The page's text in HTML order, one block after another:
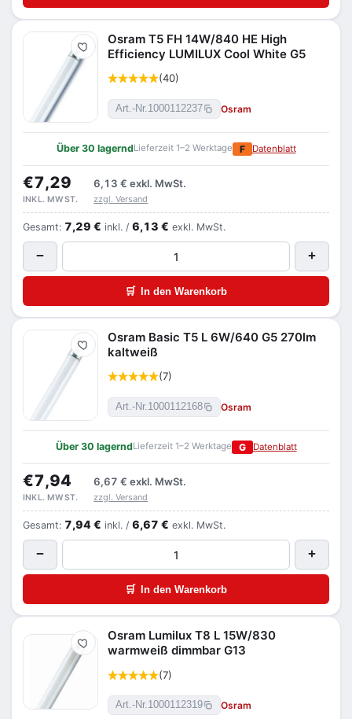
Merken
Osram T5 FH 14W/840 HE High
Efficiency LUMILUX Cool White G5
(40)
Art.-Nr.1000112237 Osram
Über 30 lagerndLieferzeit 1–2 Werktage F Datenblatt
€7,29 6,13 € exkl. MwSt.
INKL. MWST. zzgl. Versand
Gesamt: 7,29 € inkl. / 6,13 € exkl. MwSt.
− +
🛒 In den Warenkorb
Merken
Osram Basic T5 L 6W/640 G5 270lm
kaltweiß
(7)
Art.-Nr.1000112168 Osram
Über 30 lagerndLieferzeit 1–2 Werktage G Datenblatt
€7,94 6,67 € exkl. MwSt.
INKL. MWST. zzgl. Versand
Gesamt: 7,94 € inkl. / 6,67 € exkl. MwSt.
− +
🛒 In den Warenkorb
Merken
Osram Lumilux T8 L 15W/830
warmweiß dimmbar G13
(7)
Art.-Nr.1000112319 Osram